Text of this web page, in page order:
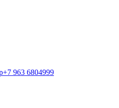
963 6804999